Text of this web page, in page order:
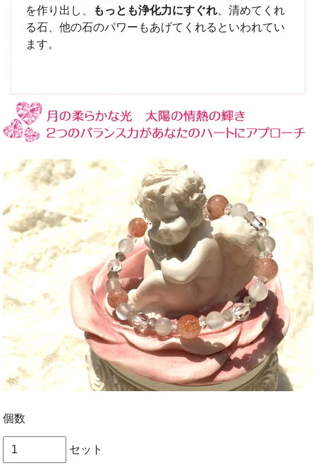
を作り出し、
もっとも浄化力にすぐれ 、清めてくれ
る石、他の石のパワーもあげてくれるといわれてい
ます。
個数
セット